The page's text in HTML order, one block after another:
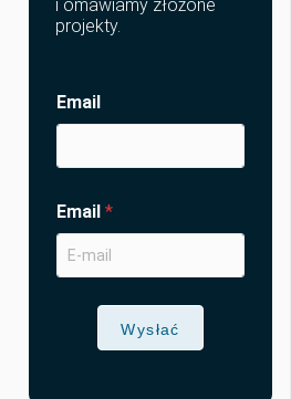
i omawiamy złożone
projekty.
Email
Email*
Wysłać